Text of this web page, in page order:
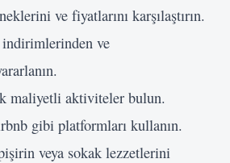
ve fiyatlarını karşılaştırın.
ve
maliyetli aktiviteler bulun.
gibi platformları kullanın.
veya sokak lezzetlerini